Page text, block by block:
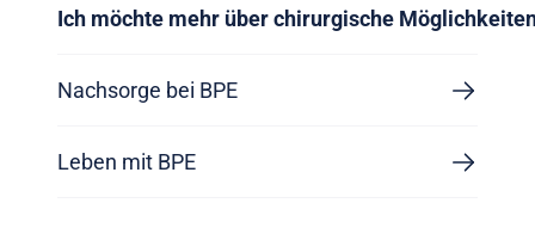
Ich möchte mehr über chirurgische
Nachsorge bei BPE
Leben mit BPE